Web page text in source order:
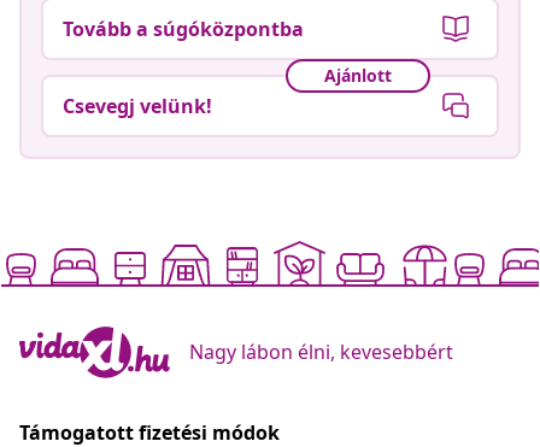
Tovább a súgóközpontba
Ajánlott
Csevegj velünk!
Nagy lábon élni, kevesebbért
Támogatott fizetési módok